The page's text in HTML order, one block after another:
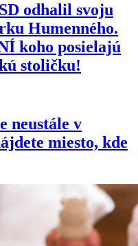
odhalil svoju
Humenného.
koho posielajú
stoličku!
neustále v
miesto, kde